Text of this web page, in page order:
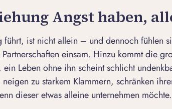
Angst haben,
führt, ist nicht allein – und dennoch fühlen
einsam. Hinzu kommt die
ein Leben ohne ihn scheint schlicht
zu starkem Klammern, schränken
dieser etwas alleine unternehmen möchte.